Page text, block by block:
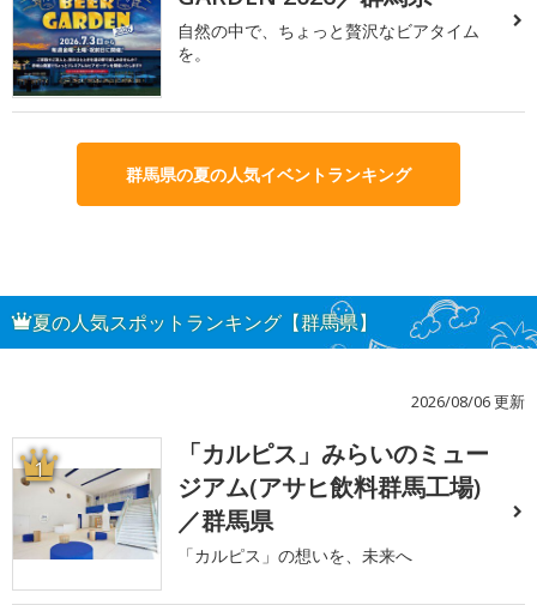
自然の中で、ちょっと贅沢なビアタイム
を。
群馬県の夏の人気イベントランキング
夏の人気スポットランキング【群馬県】
2026/08/06 更新
1
「カルピス」みらいのミュー
ジアム(アサヒ飲料群馬工場)
／群馬県
「カルピス」の想いを、未来へ